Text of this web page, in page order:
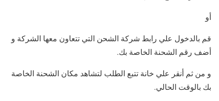
أو
قم بالدخول علي رابط شركة الشحن التي تتعاون معها الشركة و
أضف رقم الشحنة الخاصة بك.
و من ثم أنقر علي خانة تتبع الطلب لتشاهد مكان الشحنة الخاصة
بك بالوقت الحالي.